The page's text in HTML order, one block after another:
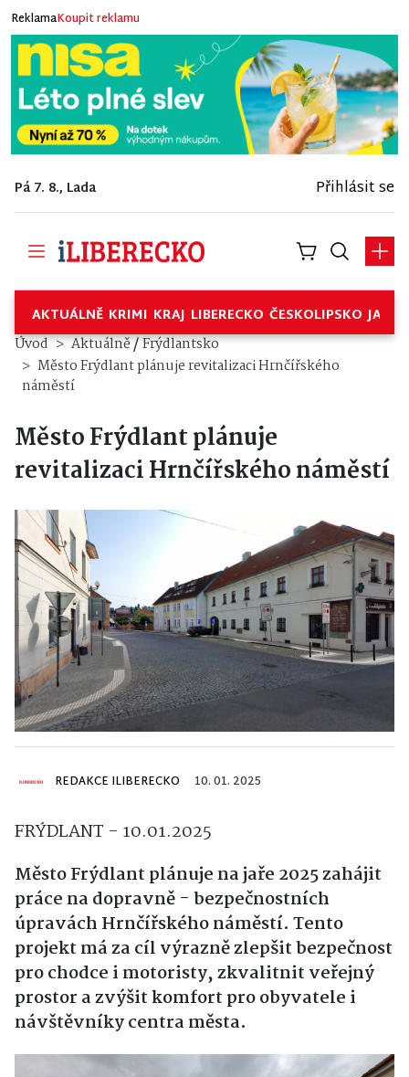
ReklamaKoupit reklamu
Pá 7. 8., Lada Přihlásit se
AKTUÁLNĚ KRIMI KRAJ LIBERECKO ČESKOLIPSKO
Úvod Aktuálně/Frýdlantsko
Město Frýdlant plánuje revitalizaci Hrnčířského
náměstí
Město Frýdlant plánuje
revitalizaci Hrnčířského náměstí
REDAKCE ILIBERECKO 10. 01. 2025
FRÝDLANT - 10.01.2025
Město Frýdlant plánuje na jaře 2025 zahájit
práce na dopravně - bezpečnostních
úpravách Hrnčířského náměstí. Tento
projekt má za cíl výrazně zlepšit bezpečnost
pro chodce i motoristy, zkvalitnit veřejný
prostor a zvýšit komfort pro obyvatele i
návštěvníky centra města.